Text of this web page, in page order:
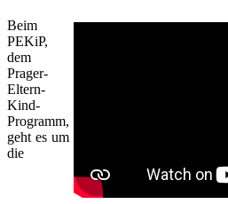
Beim
PEKiP,
dem
Prager-
Eltern-
Kind-
Programm,
geht es um
die